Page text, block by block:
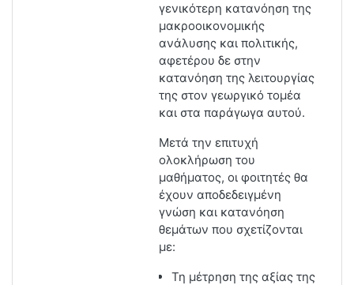
γενικότερη κατανόηση της
μακροοικονομικής
ανάλυσης και πολιτικής,
αφετέρου δε στην
κατανόηση της λειτουργίας
της στον γεωργικό τομέα
και στα παράγωγα αυτού.
Μετά την επιτυχή
ολοκλήρωση του
μαθήματος, οι φοιτητές θα
έχουν αποδεδειγμένη
γνώση και κατανόηση
θεμάτων που σχετίζονται
με:
Τη μέτρηση της αξίας της